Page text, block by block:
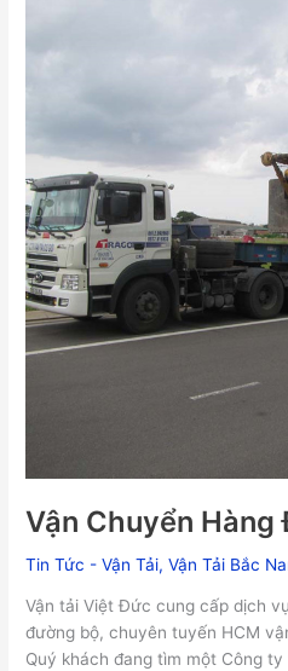
Vận Chuyển Hàng
Tin Tức - Vận Tải,Vận Tải Bắc
Vận tải Việt Đức cung cấp dịch
đường bộ, chuyên tuyến HCM
Quý khách đang tìm một Công
Hàng